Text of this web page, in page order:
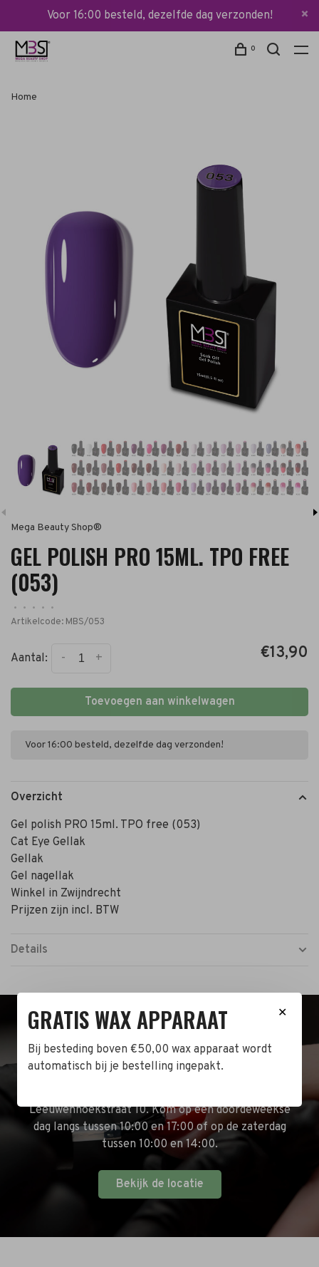
Voor 16:00 besteld, dezelfde dag verzonden!
0
Home
Mega Beauty Shop®
GEL POLISH PRO 15ML. TPO FREE
(053)
• • • •
•
Artikelcode: MBS/053
Aantal: +
- €13,90
Toevoegen aan winkelwagen
Voor 16:00 besteld, dezelfde dag verzonden!
Overzicht
Gel polish PRO 15ml. TPO free (053)
Cat Eye Gellak
Gellak
Gel nagellak
Winkel in Zwijndrecht
Prijzen zijn incl. BTW
Details
BEZOEK DE WINKEL!
Naast de online shop hebben wij ook een fysieke
Leeuwenhoekstraat 10. Kom op een doordeweekse
dag langs tussen 10:00 en 17:00 of op de zaterdag
tussen 10:00 en 14:00.
Bekijk de locatie
✕
GRATIS WAX APPARAAT
Bij besteding boven €50,00 wax apparaat wordt
automatisch bij je bestelling ingepakt.